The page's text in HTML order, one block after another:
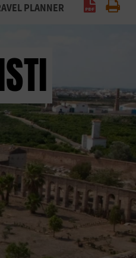
PLANNER Générer